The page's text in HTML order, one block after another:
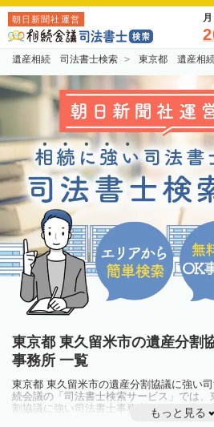
朝日新聞社運営
遺産相続 司法書士検索 東京都 遺産相
東京都 東久留米市の遺産分割
事務所 一覧
東京都 東久留米市の遺産分割協議に強い
続会議の「司法書士検索サービス」では
割協議に強い司法書士事務所を一覧で見
ブルやお悩みを抱えている方は一度近隣の
もっと見る